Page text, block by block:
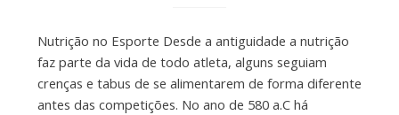
Nutrição no Esporte Desde a antiguidade a nutrição
faz parte da vida de todo atleta, alguns seguiam
crenças e tabus de se alimentarem de forma diferente
antes das competições. No ano de 580 a.C há